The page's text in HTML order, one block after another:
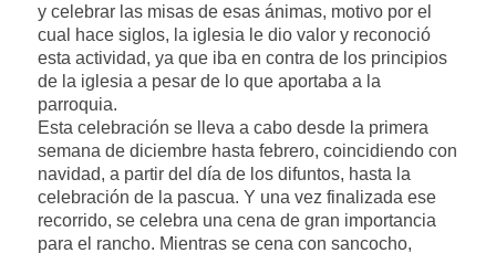
y celebrar las misas de esas ánimas, motivo por el
cual hace siglos, la iglesia le dio valor y reconoció
esta actividad, ya que iba en contra de los principios
de la iglesia a pesar de lo que aportaba a la
parroquia.
Esta celebración se lleva a cabo desde la primera
semana de diciembre hasta febrero, coincidiendo con
navidad, a partir del día de los difuntos, hasta la
celebración de la pascua. Y una vez finalizada ese
recorrido, se celebra una cena de gran importancia
para el rancho. Mientras se cena con sancocho,